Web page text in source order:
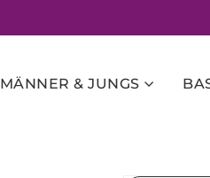
MÄNNER & JUNGS